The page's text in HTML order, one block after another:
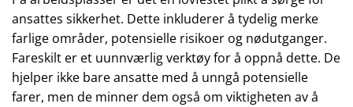
ansattes sikkerhet. Dette inkluderer å tydelig merke
farlige områder, potensielle risikoer og nødutganger.
Fareskilt er et uunnværlig verktøy for å oppnå dette. De
hjelper ikke bare ansatte med å unngå potensielle
farer, men de minner dem også om viktigheten av å